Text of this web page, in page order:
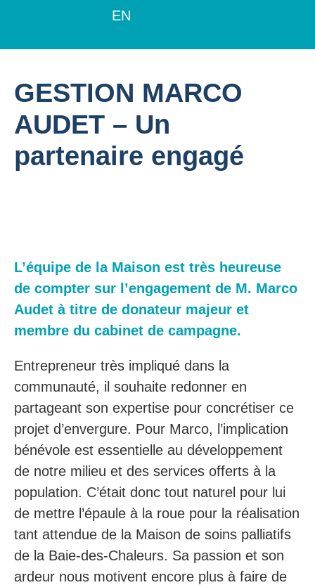
EN
GESTION MARCO
AUDET – Un
partenaire engagé
L’équipe de la Maison est très heureuse
de compter sur l’engagement de M. Marco
Audet à titre de donateur majeur et
membre du cabinet de campagne.
Entrepreneur très impliqué dans la
communauté, il souhaite redonner en
partageant son expertise pour concrétiser ce
projet d’envergure. Pour Marco, l’implication
bénévole est essentielle au développement
de notre milieu et des services offerts à la
population. C’était donc tout naturel pour lui
de mettre l’épaule à la roue pour la réalisation
tant attendue de la Maison de soins palliatifs
de la Baie-des-Chaleurs. Sa passion et son
ardeur nous motivent encore plus à faire de